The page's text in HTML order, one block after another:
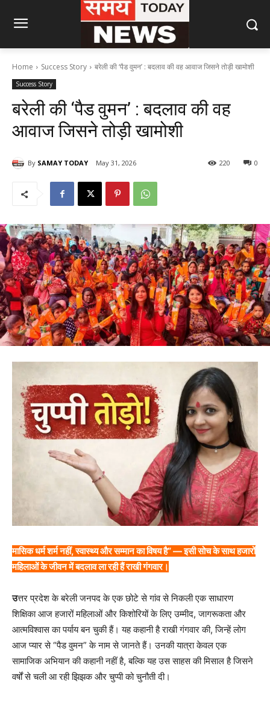
Home Success Story बरेली की ‘पैड वुमन’ : बदलाव की वह आवाज जिसने तोड़ी खामोशी
Success Story
बरेली की ‘पैड वुमन’ : बदलाव की वह
आवाज जिसने तोड़ी खामोशी
By SAMAY TODAY May 31, 2026 0
220
मासिक धर्म शर्म नहीं, स्वास्थ्य और सम्मान का विषय है” — इसी सोच के साथ हजारों
महिलाओं के जीवन में बदलाव ला रही हैं राखी गंगवार।
उत्तर प्रदेश के बरेली जनपद के एक छोटे से गांव से निकली एक साधारण
शिक्षिका आज हजारों महिलाओं और किशोरियों के लिए उम्मीद, जागरूकता और
आत्मविश्वास का पर्याय बन चुकी हैं। यह कहानी है राखी गंगवार की, जिन्हें लोग
आज प्यार से “पैड वुमन” के नाम से जानते हैं। उनकी यात्रा केवल एक
सामाजिक अभियान की कहानी नहीं है, बल्कि यह उस साहस की मिसाल है जिसने
वर्षों से चली आ रही झिझक और चुप्पी को चुनौती दी।